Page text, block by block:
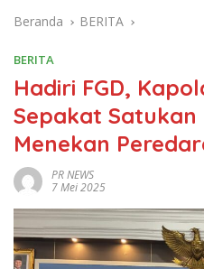
Beranda BERITA
BERITA
Hadiri FGD,
Sepakat Satukan
Menekan
PR NEWS
7 Mei 2025